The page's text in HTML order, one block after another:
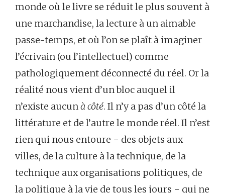
monde où le livre se réduit le plus souvent à
une marchandise, la lecture à un aimable
passe-temps, et où l’on se plaît à imaginer
l’écrivain (ou l’intellectuel) comme
pathologiquement déconnecté du réel. Or la
réalité nous vient d’un bloc auquel il
n’existe aucunà côté. Il n’y a pas d’un côté la
littérature et de l’autre le monde réel. Il n’est
rien qui nous entoure − des objets aux
villes, de la culture à la technique, de la
technique aux organisations politiques, de
la politique à la vie de tous les jours − qui ne